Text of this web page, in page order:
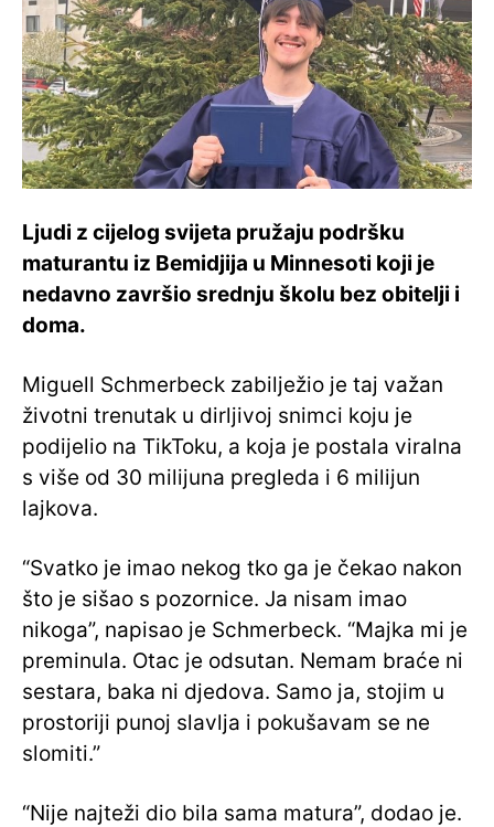
Ljudi z cijelog svijeta pružaju podršku
maturantu iz Bemidjija u Minnesoti koji je
nedavno završio srednju školu bez obitelji i
doma.
Miguell Schmerbeck zabilježio je taj važan
životni trenutak u dirljivoj snimci koju je
podijelio na TikToku, a koja je postala viralna
s više od 30 milijuna pregleda i 6 milijun
lajkova.
“Svatko je imao nekog tko ga je čekao nakon
što je sišao s pozornice. Ja nisam imao
nikoga”, napisao je Schmerbeck. “Majka mi je
preminula. Otac je odsutan. Nemam braće ni
sestara, baka ni djedova. Samo ja, stojim u
prostoriji punoj slavlja i pokušavam se ne
slomiti.”
“Nije najteži dio bila sama matura”, dodao je.